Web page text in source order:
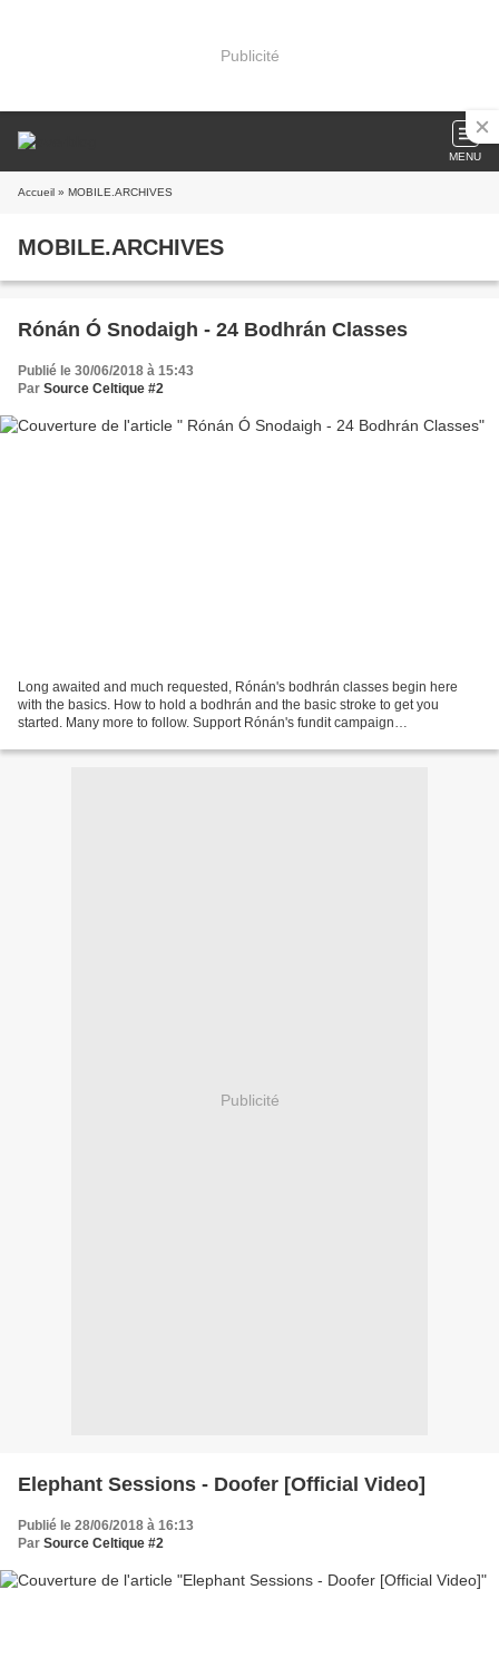
Publicité
MENU
Accueil » MOBILE.ARCHIVES
MOBILE.ARCHIVES
Rónán Ó Snodaigh - 24 Bodhrán Classes
Publié le 30/06/2018 à 15:43
Par Source Celtique #2
Long awaited and much requested, Rónán's bodhrán classes begin here
with the basics. How to hold a bodhrán and the basic stroke to get you
started. Many more to follow. Support Rónán's fundit campaign
Publicité
Elephant Sessions - Doofer [Official Video]
Publié le 28/06/2018 à 16:13
Par Source Celtique #2